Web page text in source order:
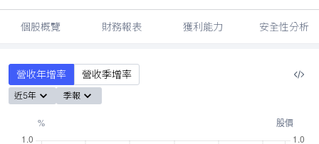
個股概覽 財務報表 獲利能力 安全性分析
營收年增率 營收季增率
近5年 季報